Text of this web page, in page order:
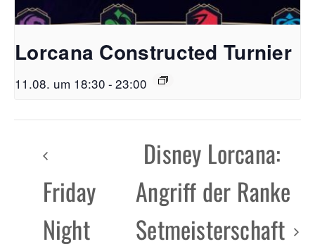
Lorcana Constructed Turnier
11.08. um 18:30 - 23:00
Friday
Night
Disney Lorcana:
Angriff der Ranke
Setmeisterschaft